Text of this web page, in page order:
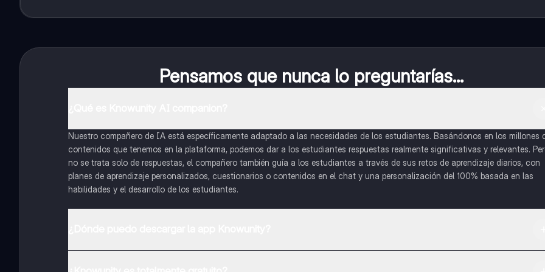
Pensamos que nunca lo preguntarías...
Nuestro compañero de IA está específicamente adaptado a las necesidades de los estudiantes. Basándonos en los millones
contenidos que tenemos en la plataforma, podemos dar a los estudiantes respuestas realmente significativas y relevantes.
no se trata solo de respuestas, el compañero también guía a los estudiantes a través de sus retos de aprendizaje diarios, con
planes de aprendizaje personalizados, cuestionarios o contenidos en el chat y una personalización del 100% basada en las
habilidades y el desarrollo de los estudiantes.